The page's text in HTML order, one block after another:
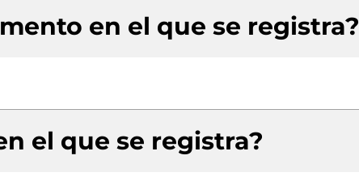
en el que se registra?
el que se registra?